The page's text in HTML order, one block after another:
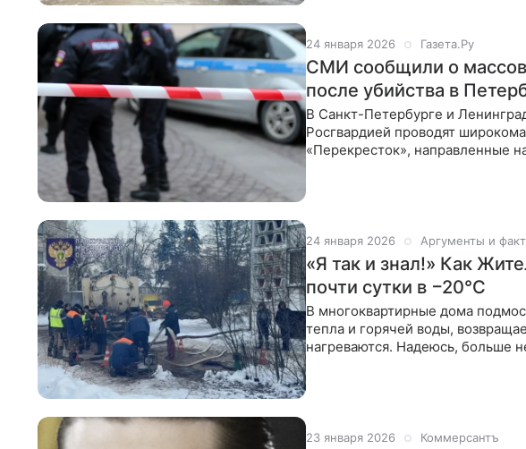
24 января 2026 Газета.Ру
СМИ сообщили о
после убийства в
В Санкт-Петербурге и
Росгвардией проводят
«Перекресток», направленные
24 января 2026 Аргументы и
«Я так и знал!» Как
почти сутки в −20°C
В многоквартирные дома
тепла и горячей воды,
нагреваются. Надеюсь, больше
23 января 2026 Коммерсантъ